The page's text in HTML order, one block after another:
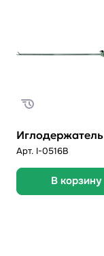
Иглодержатель
Арт. I-0516B
В корзину